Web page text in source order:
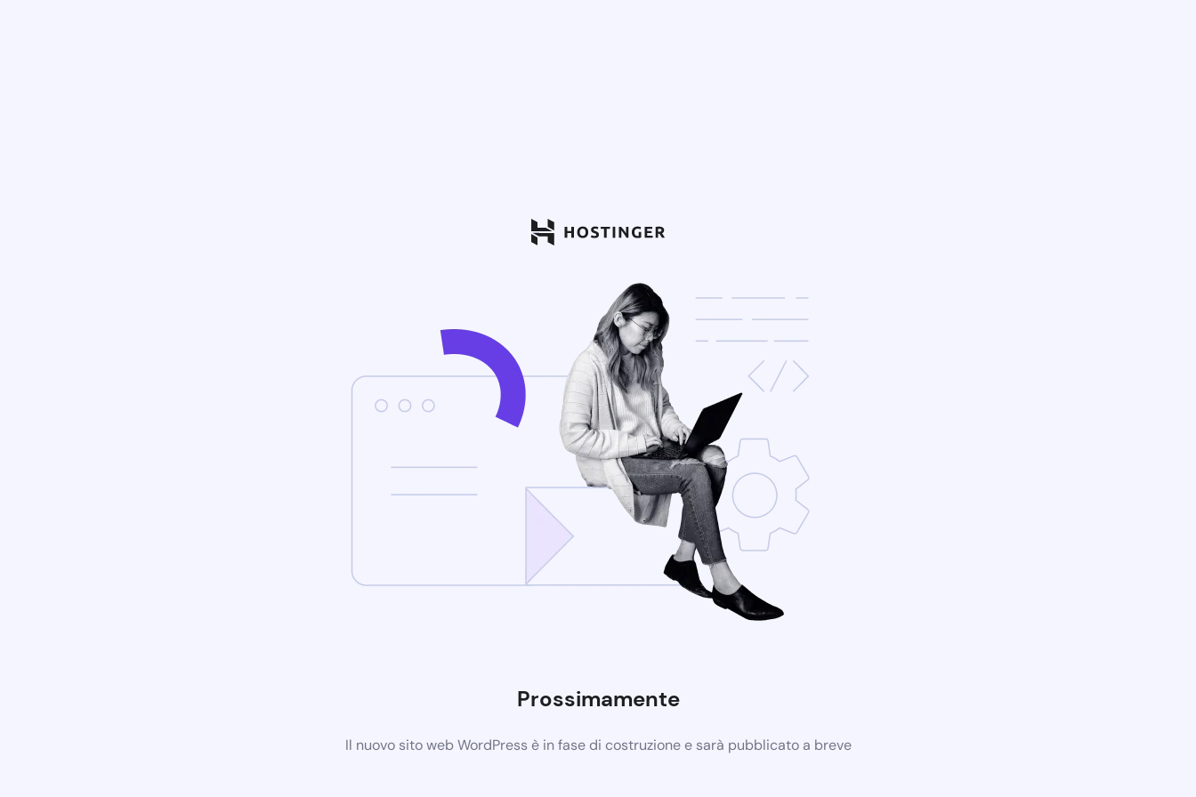
Prossimamente
Il nuovo sito web WordPress è in fase di costruzione e sarà pubblicato a breve